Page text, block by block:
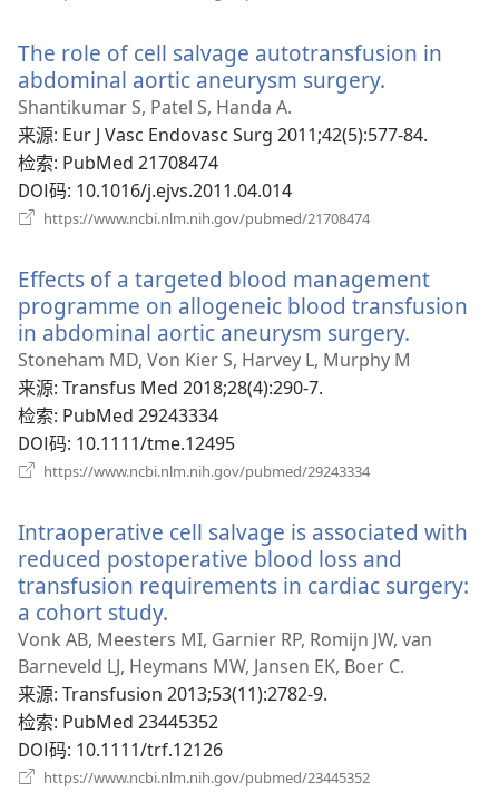
窗
口）
The role of cell salvage autotransfusion in
abdominal aortic aneurysm surgery.
新
Shantikumar S, Patel S, Handa A.
来源‎: Eur J Vasc Endovasc Surg 2011;42(5):577-84.
检索‎: PubMed 21708474
DOI码‎: 10.1016/j.ejvs.2011.04.014
https://www.ncbi.nlm.nih.gov/pubmed/21708474
窗
口）
Effects of a targeted blood management
programme on allogeneic blood transfusion
in abdominal aortic aneurysm surgery.
Stoneham MD, Von Kier S, Harvey L, Murphy M
来源‎: Transfus Med 2018;28(4):290-7.
检索‎: PubMed 29243334
DOI码‎: 10.1111/tme.12495
https://www.ncbi.nlm.nih.gov/pubmed/29243334
窗
口）
Intraoperative cell salvage is associated with
reduced postoperative blood loss and
transfusion requirements in cardiac surgery:
a cohort study.
开
新
窗
口）
Vonk AB, Meesters MI, Garnier RP, Romijn JW, van
Barneveld LJ, Heymans MW, Jansen EK, Boer C.
来源‎: Transfusion 2013;53(11):2782-9.
检索‎: PubMed 23445352
DOI码‎: 10.1111/trf.12126
https://www.ncbi.nlm.nih.gov/pubmed/23445352